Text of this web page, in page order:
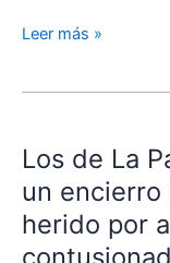
Leer más »
Los de La
un encierro
herido por
La
Palmosilla
protagonizan
un